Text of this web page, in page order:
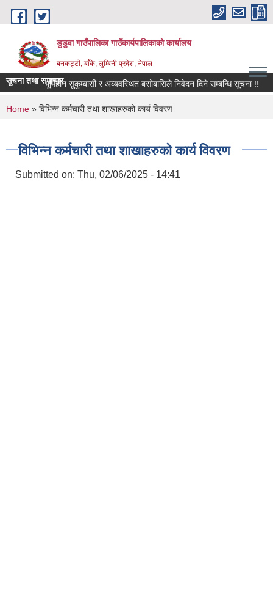
Skip to main content
डुडुवा गाउँपालिका गाउँकार्यपालिकाको कार्यालय
बनकट्टी, बाँके, लुम्बिनी प्रदेश, नेपाल
सुचना तथा समाचार
दलित, भूमिहीन सुकुम्बासी र अव्यवस्थित बसोबासिले निवेदन दिने सम्बन्धि सूचना !!
You are here
Home » विभिन्न कर्मचारी तथा शाखाहरुको कार्य विवरण
विभिन्न कर्मचारी तथा शाखाहरुको कार्य विवरण
Submitted on: Thu, 02/06/2025 - 14:41